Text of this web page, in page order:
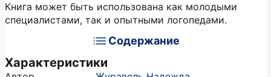
Книга может быть использована как молодыми
специалистами, так и опытными логопедами.
Содержание
Характеристики